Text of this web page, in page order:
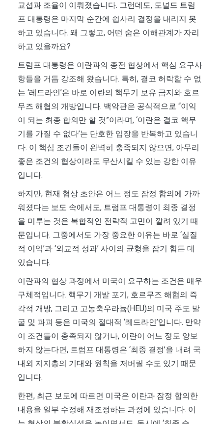
교섭과 조율이 이뤄졌습니다. 그런데도, 도널드 트럼
프 대통령은 마지막 순간에 쉽사리 결정을 내리지 못
하고 있습니다. 왜 그렇고, 어떤 숨은 이해관계가 자리
하고 있을까요?
트럼프 대통령은 이란과의 종전 협상에서 핵심 요구사
항들을 거듭 강조해 왔습니다. 특히, 결코 허락할 수 없
는 ‘레드라인’은 바로 이란의 핵무기 보유 금지와 호르
무즈 해협의 개방입니다. 백악관은 공식적으로 “이익
이 되는 최종 합의만 할 것”이라며, ‘이란은 결코 핵무
기를 가질 수 없다’는 단호한 입장을 반복하고 있습니
다. 이 핵심 조건들이 완벽히 충족되지 않으면, 아무리
좋은 조건의 협상이라도 무산시킬 수 있는 강한 이유
입니다.
하지만, 현재 협상 초안은 어느 정도 잠정 합의에 가까
워졌다는 보도 속에서도, 트럼프 대통령이 최종 결정
을 미루는 것은 복합적인 전략적 고민이 깔려 있기 때
문입니다. 그중에서도 가장 중요한 이유는 바로 ‘실질
적 이익’과 ‘외교적 성과’ 사이의 균형을 잡기 힘든 데
있습니다.
이란과의 협상 과정에서 미국이 요구하는 조건은 매우
구체적입니다. 핵무기 개발 포기, 호르무즈 해협의 즉
각적 개방, 그리고 고농축우라늄(HEU)의 미국 주도 발
굴 및 파괴 등은 미국의 절대적 ‘레드라인’입니다. 만약
이 조건들이 충족되지 않거나, 이란이 어느 정도 양보
하지 않는다면, 트럼프 대통령은 ‘최종 결정’을 내려 국
내외 지지층의 기대와 원칙을 저버릴 수도 있기 때문
입니다.
한편, 최근 보도에 따르면 미국은 이란과 잠정 합의한
내용을 일부 수정해 재조정하는 과정에 있습니다. 이